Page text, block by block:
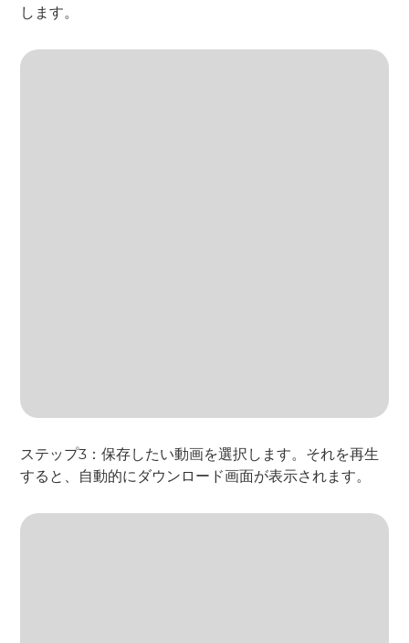
します。
ステップ3：保存したい動画を選択します。それを再生
すると、自動的にダウンロード画面が表示されます。